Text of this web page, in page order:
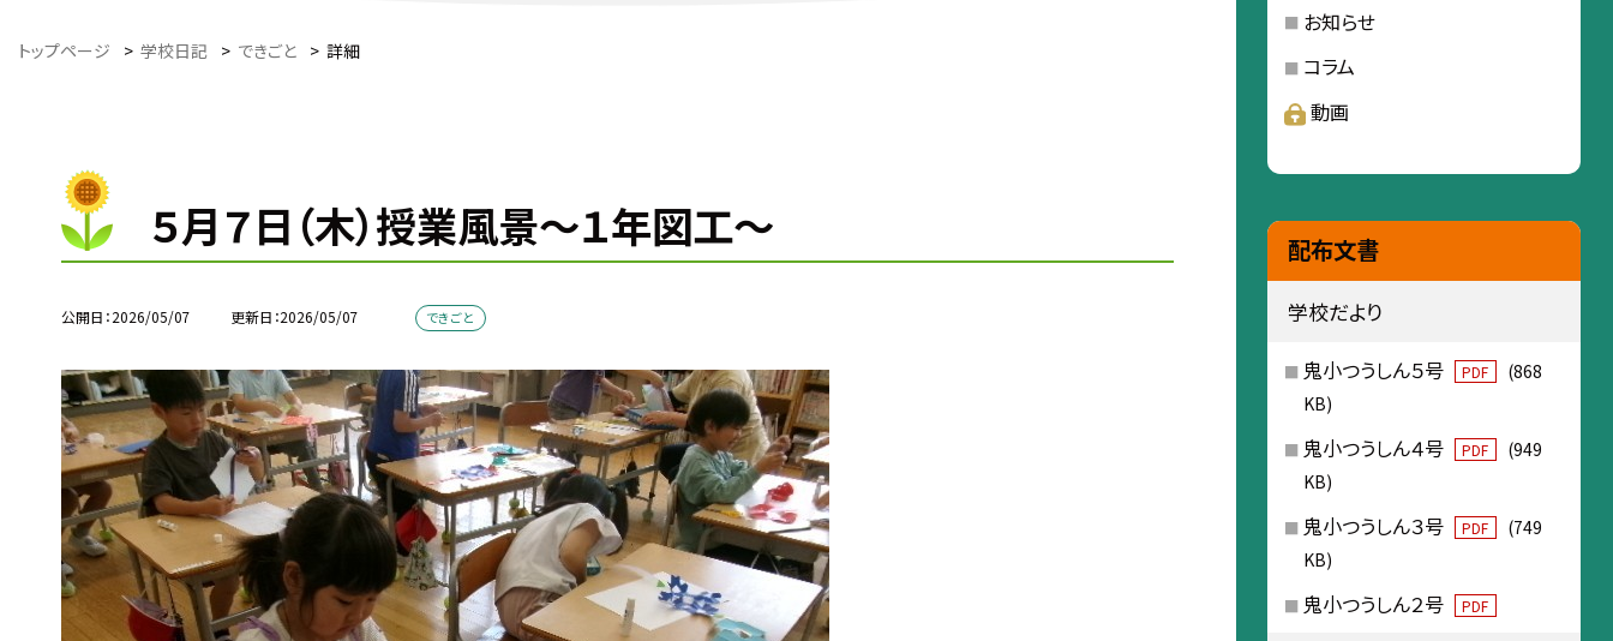
トップページ > 学校日記 > できごと > 詳細
５月７日（木）授業風景～１年図工～
公開日 2026/05/07 更新日 2026/05/07 できごと
お知らせ
コラム
動画
配布文書
学校だより
鬼小つうしん５号 PDF
(868
KB)
鬼小つうしん４号 PDF
(949
KB)
鬼小つうしん３号 PDF
(749
KB)
鬼小つうしん２号 PDF